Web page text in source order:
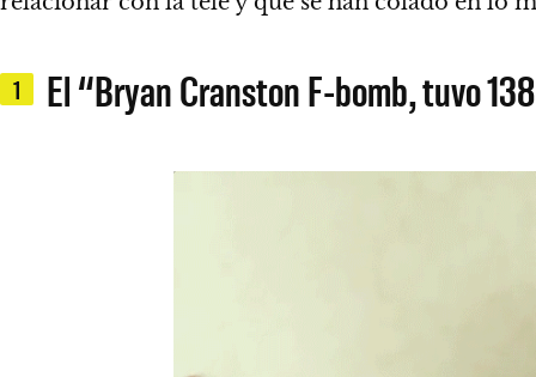
1 El “Bryan Cranston F-bomb, tuvo